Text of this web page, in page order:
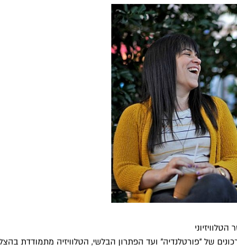
של "פורטלנדיה" ועד הפתרון הבלשי, הטלוויזיה מתמודדת